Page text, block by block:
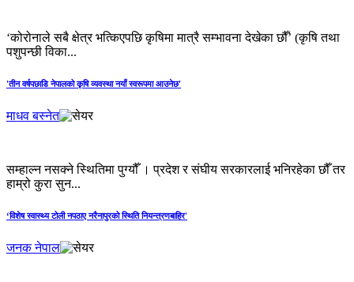
‘कोरोनाले सबै क्षेत्र भत्किएपछि कृषिमा मात्रै सम्भावना देखेका छौँ’ (कृषि तथा
पशुपन्छी विका...
'तीन वर्षपछाडि नेपालको कृषि व्यवस्था नयाँ स्वरूपमा आउनेछ'
माधव बस्नेत
सम्हाल्न नसक्ने स्थितिमा पुग्यौँ । प्रदेश र संघीय सरकारलाई भनिरहेका छौँ तर
हाम्रो कुरा सुन...
‘विशेष स्वास्थ्य टोली नपठाए नरैनापुरको स्थिति नियन्त्रणबाहिर'
जनक नेपाल